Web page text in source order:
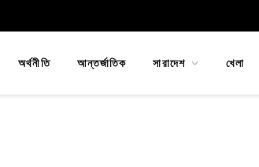
অর্থনীতি আন্তর্জাতিক সারাদেশ খেলা